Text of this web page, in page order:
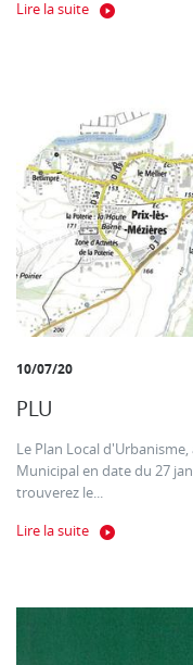
Lire la suite
10/07/20
PLU
Le Plan Local
Municipal en date du 27
trouverez le...
Lire la suite